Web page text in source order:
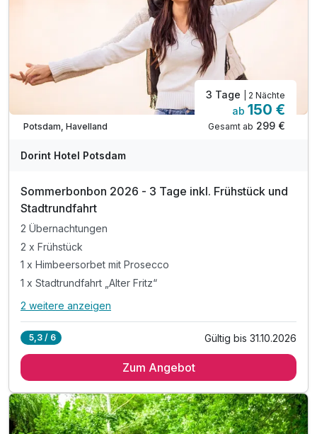
Potsdam, Havelland
3 Tage | 2 Nächte
ab 150 €
Gesamt ab 299 €
Dorint Hotel Potsdam
Sommerbonbon 2026 - 3 Tage inkl. Frühstück und
Stadtrundfahrt
2 Übernachtungen
2 x Frühstück
1 x Himbeersorbet mit Prosecco
1 x Stadtrundfahrt „Alter Fritz“
Alle Inklusivleistungen
1 x Stadtrundfahrt „Alter Fritz“
inkl. Eintritt Aqua-Spa-Bereiches Pool & Sauna
2 weitere anzeigen
5,3 / 6 Gültig bis 31.10.2026
Zum Angebot